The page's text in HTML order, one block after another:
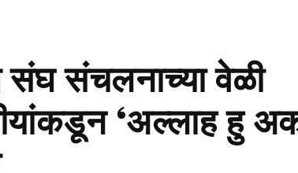
संघ संचलनाच्या वेळी
‘अल्लाह हु